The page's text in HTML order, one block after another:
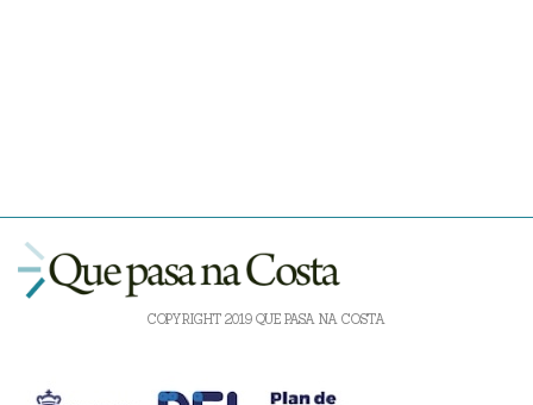
COPYRIGHT 2019 QUE PASA NA COSTA